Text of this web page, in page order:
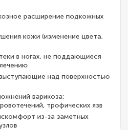
расширение подкожных
кожи (изменение цвета,
в ногах, не поддающиеся
над поверхностью
варикоза:
трофических язв
из-за заметных